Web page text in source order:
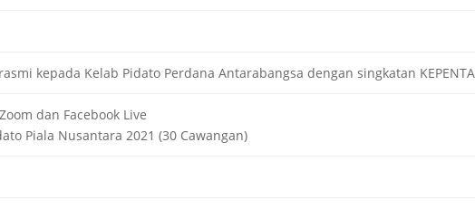
kepada Kelab Pidato Perdana Antarabangsa dengan singkatan
dan Facebook Live
Piala Nusantara 2021 (30 Cawangan)